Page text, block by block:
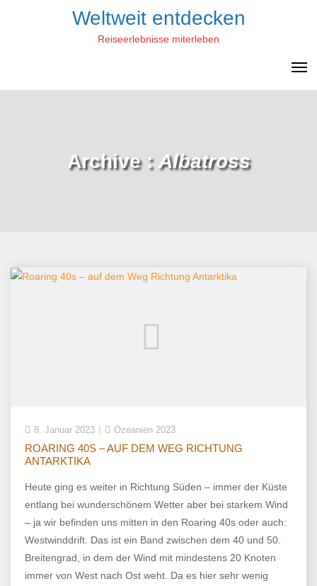
Weltweit entdecken
Reiseerlebnisse miterleben
Archive : Albatross
8. Januar 2023 Ozeanien 2023
ROARING 40S – AUF DEM WEG RICHTUNG
ANTARKTIKA
Heute ging es weiter in Richtung Süden – immer der Küste
entlang bei wunderschönem Wetter aber bei starkem Wind
– ja wir befinden uns mitten in den Roaring 40s oder auch:
Westwinddrift. Das ist ein Band zwischen dem 40 und 50.
Breitengrad, in dem der Wind mit mindestens 20 Knoten
immer von West nach Ost weht. Da es hier sehr wenig